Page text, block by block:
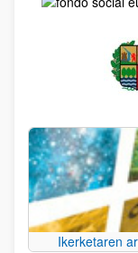
Ikerketaren